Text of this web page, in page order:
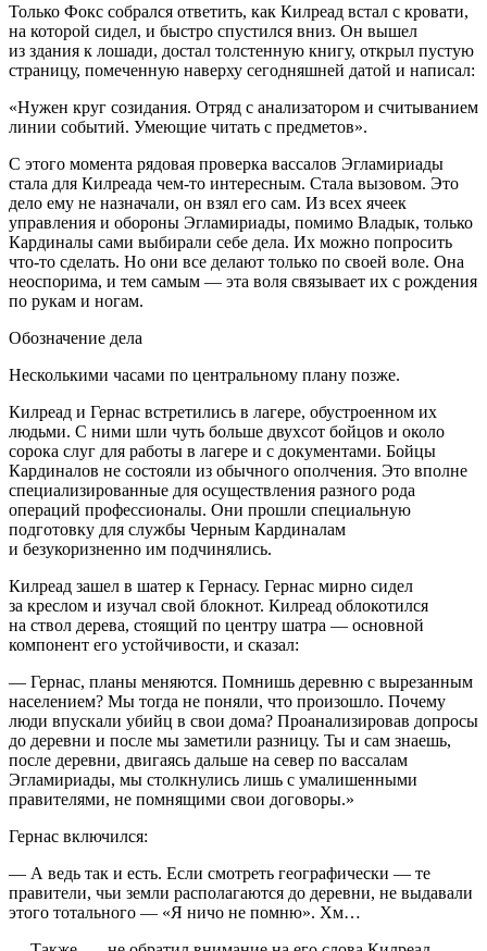
Только Фокс собрался ответить, как Килреад встал с кровати,
на которой сидел, и быстро спустился вниз. Он вышел
из здания к лошади, достал толстенную книгу, открыл пустую
страницу, помеченную наверху сегодняшней датой и написал:
«Нужен круг созидания. Отряд с анализатором и считыванием
линии событий. Умеющие читать с предметов».
С этого момента рядовая проверка вассалов Эгламириады
стала для Килреада чем-то интересным. Стала вызовом. Это
дело ему не назначали, он взял его сам. Из всех ячеек
управления и обороны Эгламириады, помимо Владык, только
Кардиналы сами выбирали себе дела. Их можно попросить
что-то сделать. Но они все делают только по своей воле. Она
неоспорима, и тем самым — эта воля связывает их с рождения
по рукам и ногам.
Обозначение дела
Несколькими часами по центральному плану позже.
Килреад и Гернас встретились в лагере, обустроенном их
людьми. С ними шли чуть больше двухсот бойцов и около
сорока слуг для работы в лагере и с документами. Бойцы
Кардиналов не состояли из обычного ополчения. Это вполне
специализированные для осуществления разного рода
операций профессионалы. Они прошли специальную
подготовку для службы Черным Кардиналам
и безукоризненно им подчинялись.
Килреад зашел в шатер к Гернасу. Гернас мирно сидел
за креслом и изучал свой блокнот. Килреад облокотился
на ствол дерева, стоящий по центру шатра — основной
компонент его устойчивости, и сказал:
— Гернас, планы меняются. Помнишь деревню с вырезанным
населением? Мы тогда не поняли, что произошло. Почему
люди впускали убийц в свои дома? Проанализировав допросы
до деревни и после мы заметили разницу. Ты и сам знаешь,
после деревни, двигаясь дальше на север по вассалам
Эгламириады, мы столкнулись лишь с умалишенными
правителями, не помнящими свои договоры.»
Гернас включился:
— А ведь так и есть. Если смотреть географически — те
правители, чьи земли располагаются до деревни, не выдавали
этого тотального — «Я ничо не помню». Хм…